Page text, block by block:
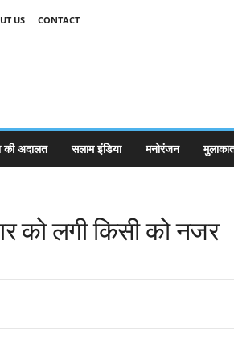
US
CONTACT
की अदालत सलाम इंडिया मनोरंजन
को लगी किसी को नजर